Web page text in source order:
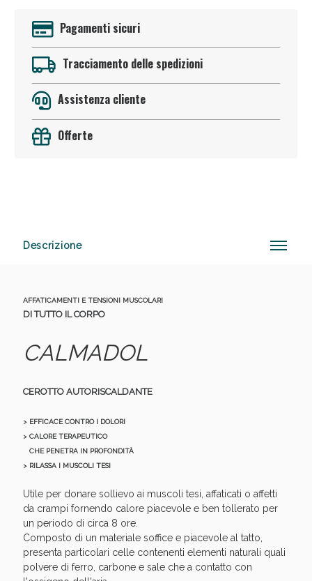
Pagamenti sicuri
Tracciamento delle spedizioni
Assistenza cliente
Offerte
Descrizione
AFFATICAMENTI E TENSIONI MUSCOLARI
DI TUTTO IL CORPO
CALMADOL
CEROTTO AUTORISCALDANTE
> EFFICACE CONTRO I DOLORI
> CALORE TERAPEUTICO
CHE PENETRA IN PROFONDITÀ
> RILASSA I MUSCOLI TESI
Utile per donare sollievo ai muscoli tesi, affaticati o affetti
da crampi fornendo calore piacevole e ben tollerato per
un periodo di circa 8 ore.
Composto di un materiale soffice e piacevole al tatto,
presenta particolari celle contenenti elementi naturali quali
polvere di ferro, carbone e sale che a contatto con
Anticellulite e Fanghi: Sconto fino al 40% valido
oggi!
Anticellulite e Fanghi: Sconto fino al 40% valido
Sconto fino al 55% disponibile oggi!